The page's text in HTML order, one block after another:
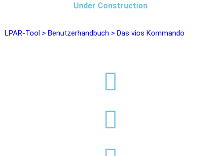
Under Construction
LPAR-Tool > Benutzerhandbuch > Das vios Kommando